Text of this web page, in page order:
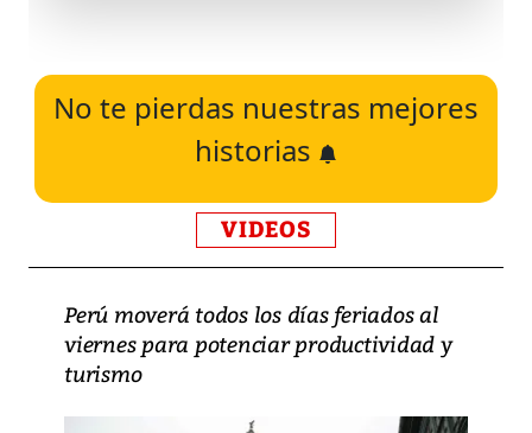
No te pierdas nuestras mejores
historias
VIDEOS
Perú moverá todos los días feriados al
viernes para potenciar productividad y
turismo